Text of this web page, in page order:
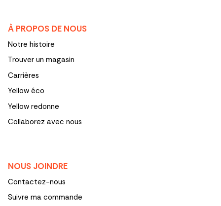
À PROPOS DE NOUS
Notre histoire
Trouver un magasin
Carrières
Yellow éco
Yellow redonne
Collaborez avec nous
NOUS JOINDRE
Contactez-nous
Suivre ma commande